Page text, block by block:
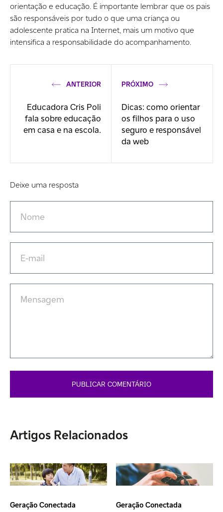
orientação e educação. É importante lembrar que os pais
são responsáveis por tudo o que uma criança ou
adolescente pratica na Internet, mais um motivo que
intensifica a responsabilidade do acompanhamento.
ANTERIOR
Educadora Cris Poli
fala sobre educação
em casa e na escola.
PRÓXIMO
Dicas: como orientar
os filhos para o uso
seguro e responsável
da web
Deixe uma resposta
Artigos Relacionados
Geração Conectada Geração Conectada